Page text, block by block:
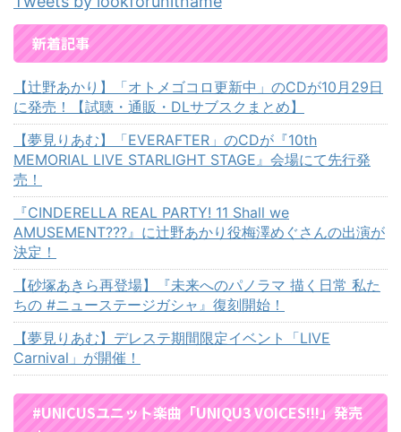
新着記事
【辻野あかり】「オトメゴコロ更新中」のCDが10月29日
に発売！【試聴・通販・DLサブスクまとめ】
【夢見りあむ】「EVERAFTER」のCDが『10th
MEMORIAL LIVE STARLIGHT STAGE』会場にて先行発
売！
『CINDERELLA REAL PARTY! 11 Shall we
AMUSEMENT???』に辻野あかり役梅澤めぐさんの出演が
決定！
【砂塚あきら再登場】『未来へのパノラマ 描く日常 私た
ちの #ニューステージガシャ』復刻開始！
【夢見りあむ】デレステ期間限定イベント「LIVE
Carnival」が開催！
#UNICUSユニット楽曲「UNIQU3 VOICES!!!」発売